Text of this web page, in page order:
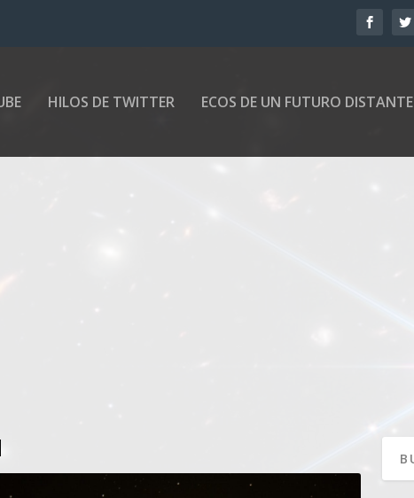
HILOS DE TWITTER ECOS DE UN FUTURO DISTANTE